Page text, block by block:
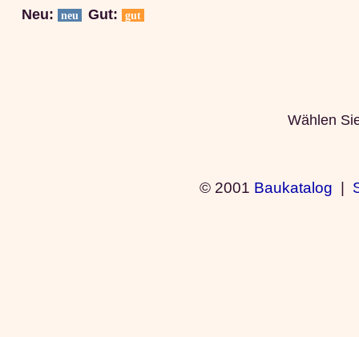
Neu: neu Gut: gut
Wählen
© 2001 Baukatalog |